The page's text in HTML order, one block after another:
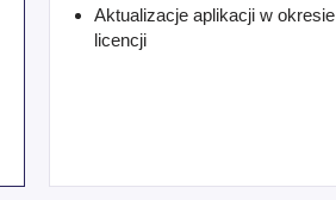
Aktualizacje aplikacji w okresie
licencji